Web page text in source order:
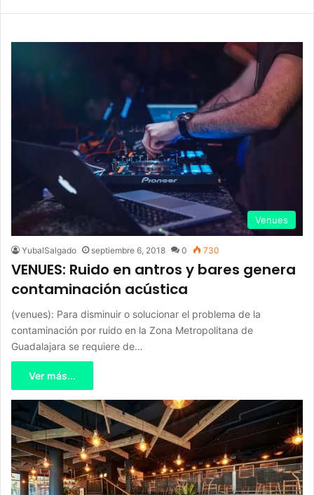
Venues
YubalSalgado septiembre 6, 2018 0 730
VENUES: Ruido en antros y bares genera
contaminación acústica
(venues): Para disminuir o solucionar el problema de la
contaminación por ruido en la Zona Metropolitana de
Guadalajara se requiere de…
Ver más...